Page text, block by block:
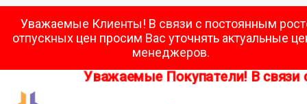
Уважаемые Клиенты! В связи с постоянным
отпускных цен просим Вас уточнять актуальные
менеджеров.
Уважаемые Покупатели! В связи